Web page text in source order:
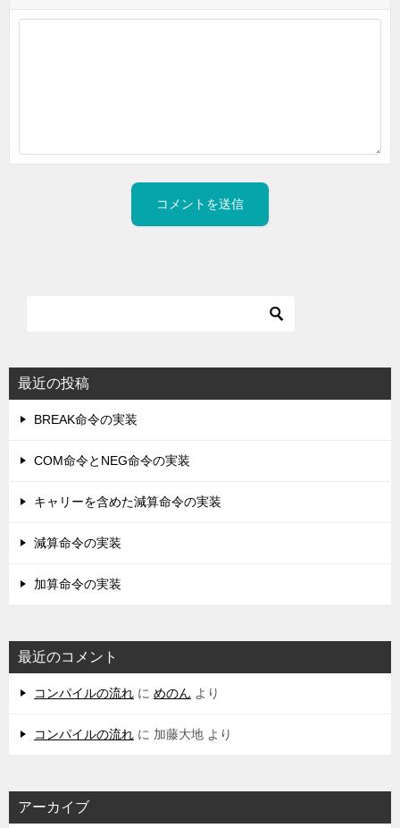
最近の投稿
BREAK命令の実装
COM命令とNEG命令の実装
キャリーを含めた減算命令の実装
減算命令の実装
加算命令の実装
最近のコメント
コンパイルの流れ に めのん より
コンパイルの流れ に 加藤大地 より
アーカイブ